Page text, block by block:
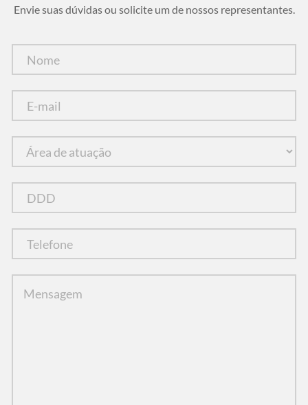
Envie suas dúvidas ou solicite um de nossos representantes.